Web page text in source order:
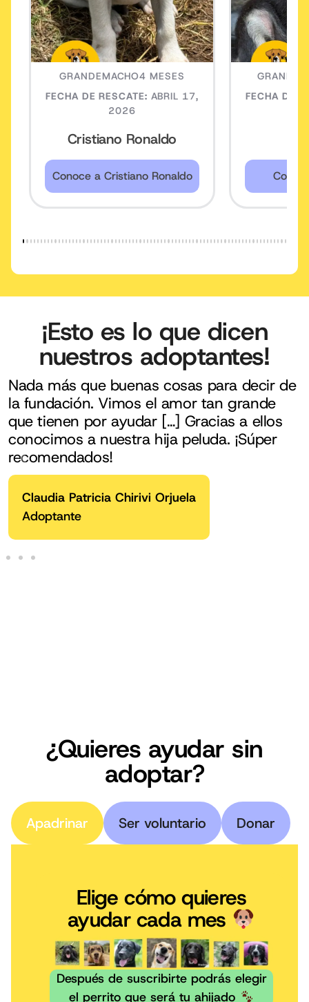
GRANDEMACHO4 MESES
FECHA DE RESCATE: ABRIL 17,
2026
Cristiano Ronaldo
Conoce a Cristiano Ronaldo
GRANDE
FECHA DE
¡Esto es lo que dicen
nuestros adoptantes!
Nada más que buenas cosas para decir de
la fundación. Vimos el amor tan grande
que tienen por ayudar […] Gracias a ellos
conocimos a nuestra hija peluda. ¡Súper
recomendados!
Claudia Patricia Chirivi Orjuela
Adoptante
¿Quieres ayudar sin
adoptar?
Apadrinar Ser voluntario Donar
Elige cómo quieres
ayudar cada mes
Después de suscribirte podrás elegir
el perrito que será tu ahijado